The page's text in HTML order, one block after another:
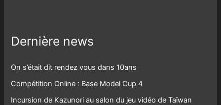
Dernière news
On s’était dit rendez vous dans 10ans
Compétition Online : Base Model Cup 4
Incursion de Kazunori au salon du jeu vidéo de Taïwan